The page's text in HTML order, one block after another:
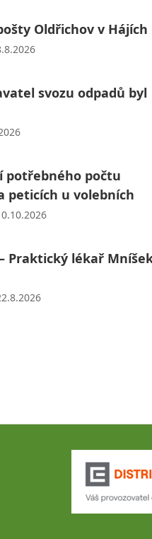
Oldřichov v Hájích
svozu odpadů byl
potřebného počtu
peticích u volebních
Praktický lékař